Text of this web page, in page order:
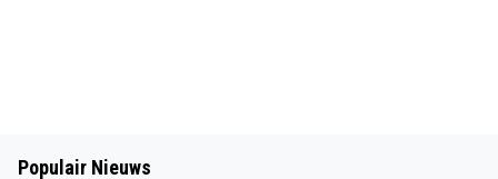
Populair Nieuws